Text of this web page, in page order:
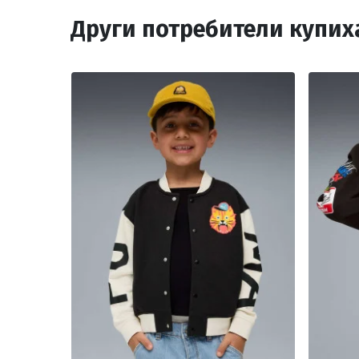
Други потребители